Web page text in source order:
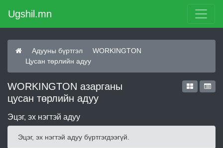
Ugshil.mn
Адууны бүртгэл
WORKINGTON
Цусан төрлийн адуу
WORKINGTON азарганы
цусан төрлийн адуу
Эцэг, эх нэгтэй адуу
Эцэг, эх нэгтэй адуу бүртгэгдээгүй.